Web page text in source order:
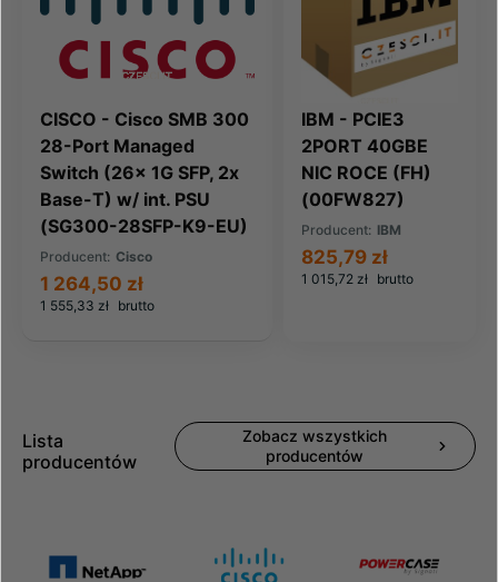
CISCO - Cisco SMB 300
28-Port Managed
Switch (26x 1G SFP, 2x
Base-T) w/ int. PSU
(SG300-28SFP-K9-EU)
Producent: Cisco
1 555,33 zł brutto
1 264,50 zł
IBM - PCIE3
2PORT 40GBE
NIC ROCE (FH)
(00FW827)
Producent: IBM
1 015,72 zł brutto
825,79 zł
Lista
producentów
Zobacz wszystkich
producentów